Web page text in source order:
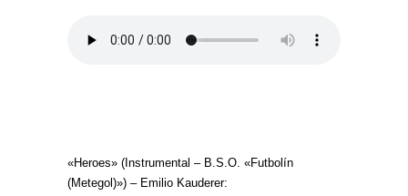
«Heroes» (Instrumental – B.S.O. «Futbolín
(Metegol)») – Emilio Kauderer: